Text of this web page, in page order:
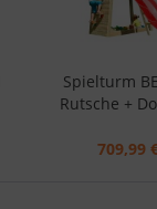
Spielturm
Rutsche +
709,99